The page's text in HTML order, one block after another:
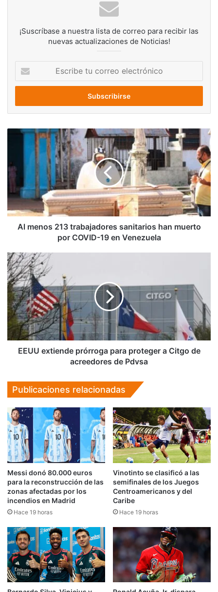
¡Suscríbase a nuestra lista de correo para recibir las
nuevas actualizaciones de Noticias!
correo
trabajadores
sanitarios
muerto
por
COVID-
Al menos 213 trabajadores sanitarios han muerto
por COVID-19 en Venezuela
EEUU
extiende
prórroga
para
proteger
a
Citgo
de
acreedores
EEUU extiende prórroga para proteger a Citgo de
acreedores de Pdvsa
Publicaciones relacionadas
Messi donó 80.000 euros
para la reconstrucción de las
zonas afectadas por los
incendios en Madrid
Hace 19 horas
Vinotinto se clasificó a las
semifinales de los Juegos
Centroamericanos y del
Caribe
Hace 19 horas